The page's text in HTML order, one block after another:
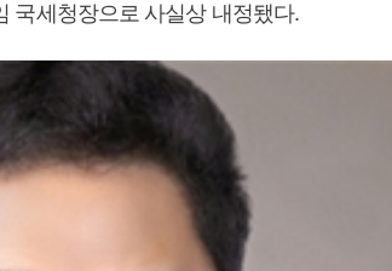
국세청장으로 사실상 내정됐다.